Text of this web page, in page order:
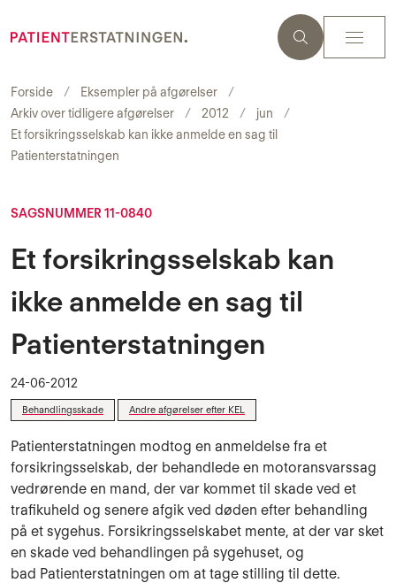
Forside
Eksempler på afgørelser
Arkiv over tidligere afgørelser
2012
jun
Et forsikringsselskab kan ikke anmelde en sag til
Patienterstatningen
SAGSNUMMER 11-0840
Et forsikringsselskab kan
ikke anmelde en sag til
Patienterstatningen
24-06-2012
Behandlingsskade Andre afgørelser efter KEL
Patienterstatningen modtog en anmeldelse fra et
forsikringsselskab, der behandlede en motoransvarssag
vedrørende en mand, der var kommet til skade ved et
trafikuheld og senere afgik ved døden efter behandling
på et sygehus. Forsikringsselskabet mente, at der var sket
en skade ved behandlingen på sygehuset, og
bad Patienterstatningen om at tage stilling til dette.